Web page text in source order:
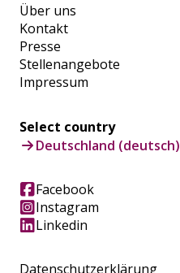
Über uns
Kontakt
Presse
Stellenangebote
Impressum
Datenschutzerklärung
Select country
Deutschland (deutsch)
Facebook
Instagram
Linkedin